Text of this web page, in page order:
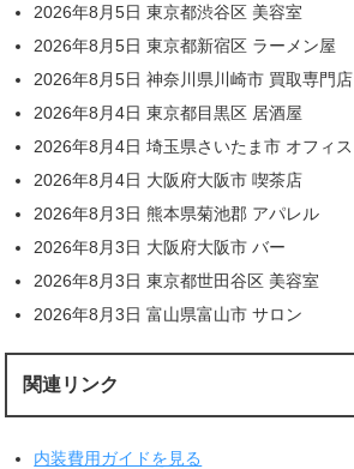
2026年8月5日 東京都渋谷区 美容室
2026年8月5日 東京都新宿区 ラーメン屋
2026年8月5日 神奈川県川崎市 買取専門店
2026年8月4日 東京都目黒区 居酒屋
2026年8月4日 埼玉県さいたま市 オフィス
2026年8月4日 大阪府大阪市 喫茶店
2026年8月3日 熊本県菊池郡 アパレル
2026年8月3日 大阪府大阪市 バー
2026年8月3日 東京都世田谷区 美容室
2026年8月3日 富山県富山市 サロン
関連リンク
内装費用ガイドを見る